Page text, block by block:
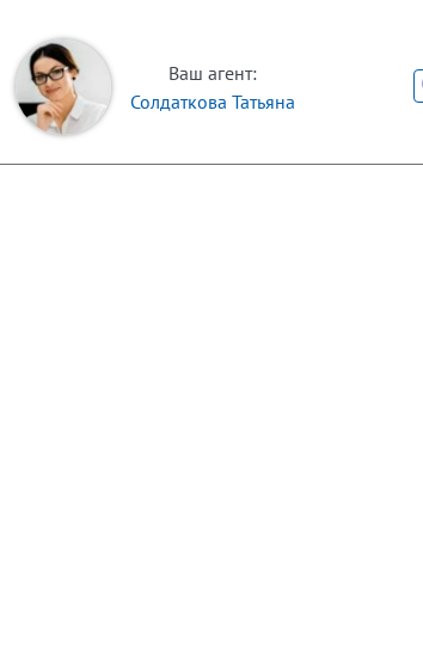
Ваш агент:
Солдаткова Татьяна